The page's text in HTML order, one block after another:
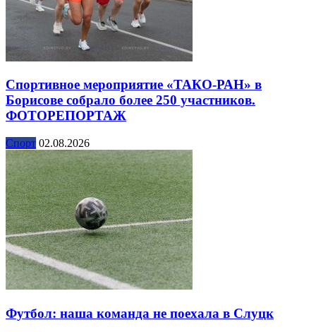
Спортивное мероприятие «ТАКО-РАН» в
Борисове собрало более 250 участников.
ФОТОРЕПОРТАЖ
Спорт 02.08.2026
Футбол: наша команда не поехала в Слуцк